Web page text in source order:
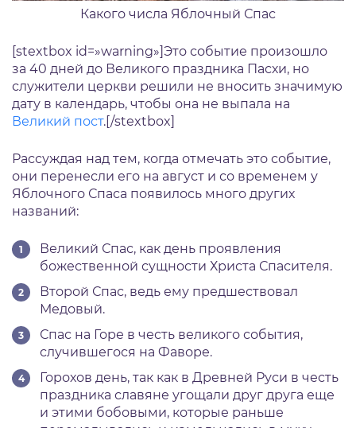
Какого числа Яблочный Спас
[stextbox id=»warning»]Это событие произошло
за 40 дней до Великого праздника Пасхи, но
служители церкви решили не вносить значимую
дату в календарь, чтобы она не выпала на
Великий пост.[/stextbox]
Рассуждая над тем, когда отмечать это событие,
они перенесли его на август и со временем у
Яблочного Спаса появилось много других
названий:
Великий Спас, как день проявления
божественной сущности Христа Спасителя.
Второй Спас, ведь ему предшествовал
Медовый.
Спас на Горе в честь великого события,
случившегося на Фаворе.
Горохов день, так как в Древней Руси в честь
праздника славяне угощали друг друга еще
и этими бобовыми, которые раньше